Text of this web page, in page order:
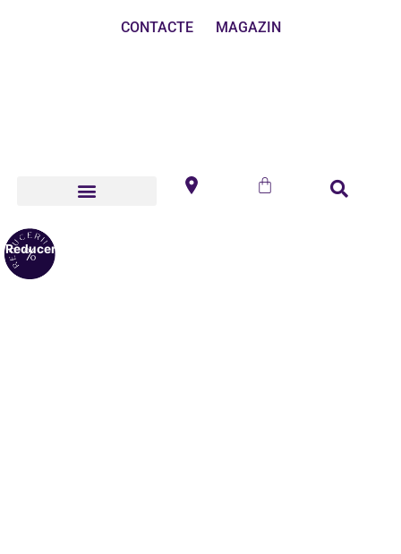
CONTACTE MAGAZIN
Reduceri!